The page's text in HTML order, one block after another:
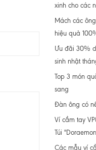
xinh cho các
Mách các
hiệu quả
Ưu đãi 30%
sinh nhật
Top 3 món
sang
Đàn ông có
Ví cầm tay
Túi
Các mẫu ví